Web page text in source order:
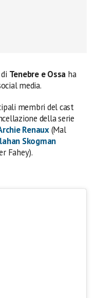
Tenebre e Ossa ha
media.
membri del cast
della serie
Renaux(Mal
Skogman
Fahey).